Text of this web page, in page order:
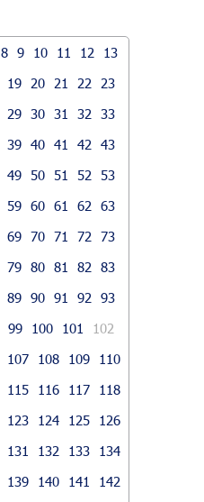
8 9 10 11 12
13
19 20 21 22
23
29 30 31 32
33
39 40 41 42
43
49 50 51 52
53
59 60 61 62
63
69 70 71 72
73
79 80 81 82
83
89 90 91 92
93
99 100 101
102
107 108 109
110
115 116 117
118
123 124 125
126
131 132 133
134
139 140 141
142